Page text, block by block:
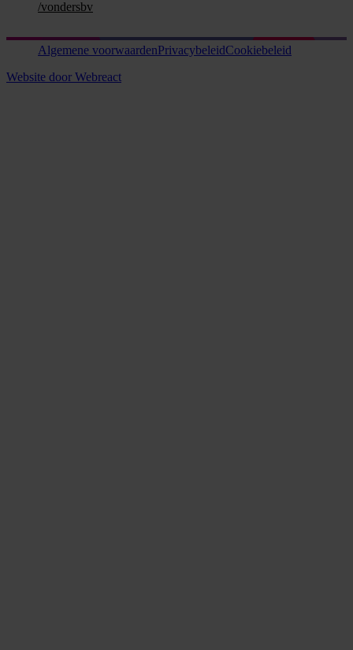
/vondersbv
Algemene voorwaardenPrivacybeleidCookiebeleid
Website door Webreact